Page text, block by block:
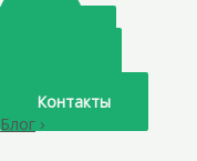
Контакты
Блог ›